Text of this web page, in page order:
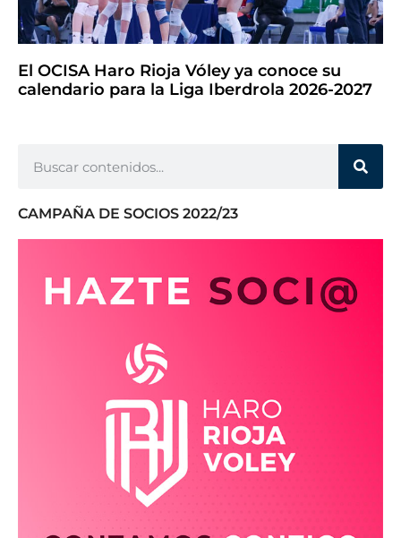
El OCISA Haro Rioja Vóley ya conoce su
calendario para la Liga Iberdrola 2026-2027
CAMPAÑA DE SOCIOS 2022/23